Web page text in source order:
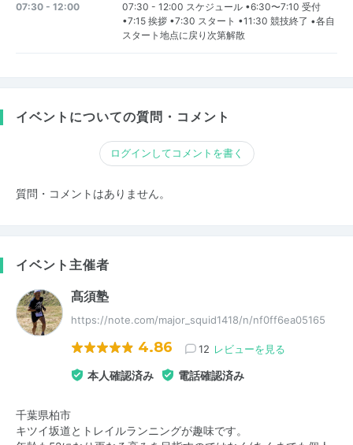
07:30 - 12:00
07:30 - 12:00 スケジュール •6:30〜7:10 受付
•7:15 挨拶 •7:30 スタート •11:30 競技終了 •各自
スタート地点に戻り次第解散
イベントについての質問・コメント
ログインしてコメントを書く
質問・コメントはありません。
イベント主催者
髙須塾
https://note.com/major_squid1418/n/nf0ff6ea05165
4.86 12 レビューを見る
本人確認済み 電話確認済み
千葉県柏市
キツイ坂道とトレイルランニングが趣味です。